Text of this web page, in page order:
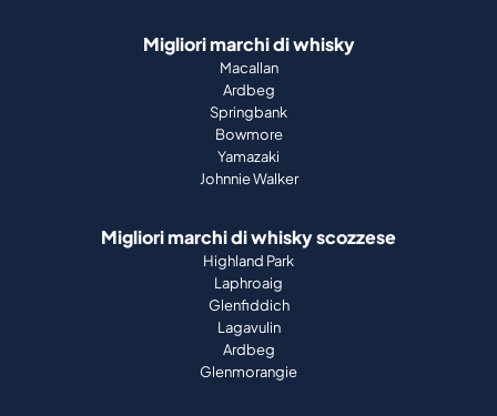
Migliori marchi di whisky
Macallan
Ardbeg
Springbank
Bowmore
Yamazaki
Johnnie Walker
Migliori marchi di whisky scozzese
Highland Park
Laphroaig
Glenfiddich
Lagavulin
Ardbeg
Glenmorangie